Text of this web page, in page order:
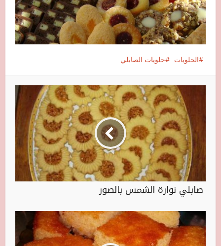
الحلويات حلويات الصابلي
صابلي نوارة الشمس بالصور